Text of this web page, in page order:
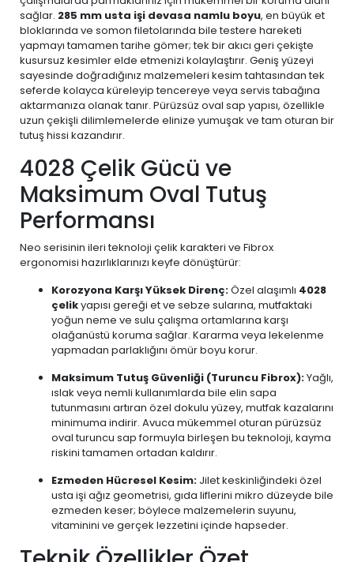
sağlar. 285 mm usta işi devasa namlu boyu, en büyük et
bloklarında ve somon filetolarında bile testere hareketi
yapmayı tamamen tarihe gömer; tek bir akıcı geri çekişte
kusursuz kesimler elde etmenizi kolaylaştırır. Geniş yüzeyi
sayesinde doğradığınız malzemeleri kesim tahtasından tek
seferde kolayca küreleyip tencereye veya servis tabağına
aktarmanıza olanak tanır. Pürüzsüz oval sap yapısı, özellikle
uzun çekişli dilimlemelerde elinize yumuşak ve tam oturan bir
tutuş hissi kazandırır.
4028 Çelik Gücü ve
Maksimum Oval Tutuş
Performansı
Neo serisinin ileri teknoloji çelik karakteri ve Fibrox
ergonomisi hazırlıklarınızı keyfe dönüştürür:
Korozyona Karşı Yüksek Direnç:Özel alaşımlı 4028
çelikyapısı gereği et ve sebze sularına, mutfaktaki
yoğun neme ve sulu çalışma ortamlarına karşı
olağanüstü koruma sağlar. Kararma veya lekelenme
yapmadan parlaklığını ömür boyu korur.
Maksimum Tutuş Güvenliği (Turuncu Fibrox):Yağlı,
ıslak veya nemli kullanımlarda bile elin sapa
tutunmasını artıran özel dokulu yüzey, mutfak kazalarını
minimuma indirir. Avuca mükemmel oturan pürüzsüz
oval turuncu sap formuyla birleşen bu teknoloji, kayma
riskini tamamen ortadan kaldırır.
Ezmeden Hücresel Kesim: Jilet keskinliğindeki özel
usta işi ağız geometrisi, gıda liflerini mikro düzeyde bile
ezmeden keser; böylece malzemelerin suyunu,
vitaminini ve gerçek lezzetini içinde hapseder.